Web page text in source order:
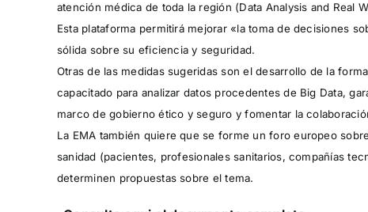
atención médica de toda la región (Data Analysis and Real
Esta plataforma permitirá mejorar «la toma de decisiones
sólida sobre su eficiencia y seguridad.
Otras de las medidas sugeridas son el desarrollo de la
capacitado para analizar datos procedentes de Big Data,
marco de gobierno ético y seguro y fomentar la
La EMA también quiere que se forme un foro europeo
sanidad (pacientes, profesionales sanitarios, compañías
determinen propuestas sobre el tema.